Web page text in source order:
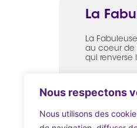
Nous respectons
Nous utilisons des
La
La
au coeur de
qui renverse
l’agriculture
aussi bons
créative,